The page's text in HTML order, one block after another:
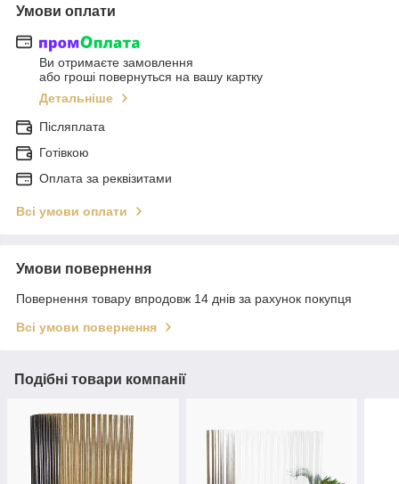
Умови оплати
Ви отримаєте замовлення
або гроші повернуться на вашу картку
Детальніше
Післяплата
Готівкою
Оплата за реквізитами
Всі умови оплати
Умови повернення
Повернення товару впродовж 14 днів за рахунок покупця
Всі умови повернення
Подібні товари компанії